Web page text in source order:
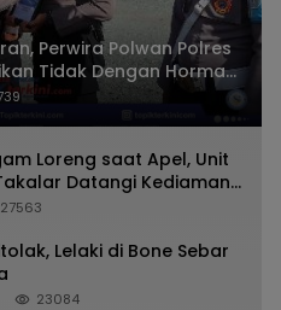
Perwira Polwan Polres
Tidak Dengan Hormat
Loreng saat Apel, Unit
Datangi Kediaman
27563
Lelaki di Bone Sebar
23084